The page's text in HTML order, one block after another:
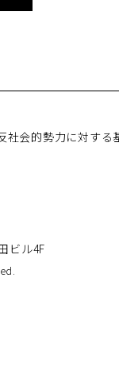
社会的勢力に対する
ビル4F